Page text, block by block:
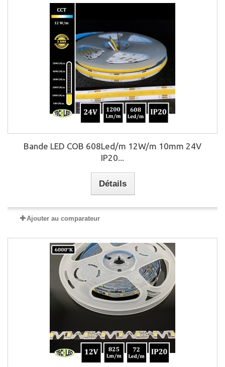
Bande LED COB 608Led/m 12W/m 10mm 24V
IP20...
Détails
Ajouter au comparateur